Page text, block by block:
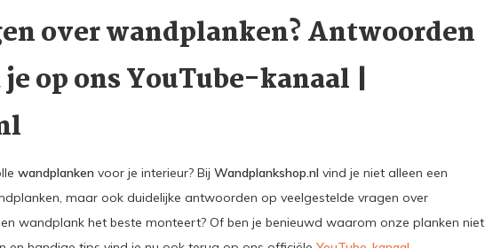
over wandplanken? Antwoorden
op ons YouTube-kanaal |
wandplanken voor je interieur? BijWandplankshop.nl vind je niet alleen een
maar ook duidelijke antwoorden op veelgestelde vragen over
wandplank het beste monteert? Of ben je benieuwd waarom onze planken niet